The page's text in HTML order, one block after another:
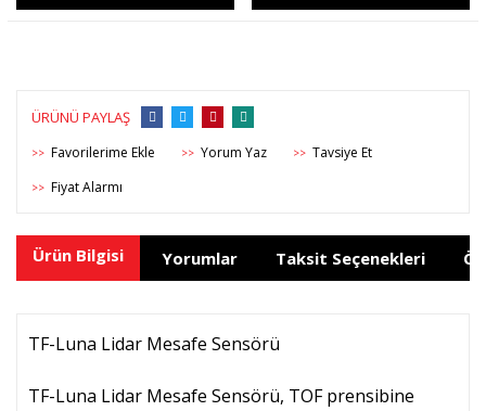
ÜRÜNÜ PAYLAŞ
>> >> Yorum Yaz >> Tavsiye Et
>> Fiyat Alarmı
Ürün Bilgisi Yorumlar Taksit Seçenekleri
TF-Luna Lidar Mesafe Sensörü
TF-Luna Lidar Mesafe Sensörü, TOF prensibine